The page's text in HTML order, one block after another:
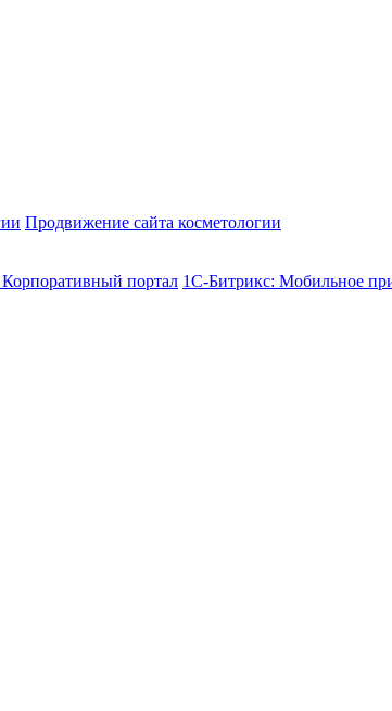
Продвижение сайта косметологии
портал 1С-Битрикс: Мобильное